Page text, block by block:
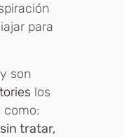
para
son
los
como:
tratar,